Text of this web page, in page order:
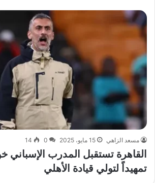
مسعد الزاهي 15 مايو، 2025 0
14
القاهرة تستقبل المدرب الإسباني
تمهيداً لتولي قيادة الأهلي